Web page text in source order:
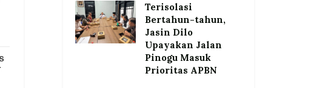
Terisolasi
Bertahun-tahun,
Jasin Dilo
Upayakan Jalan
Pinogu Masuk
Prioritas APBN